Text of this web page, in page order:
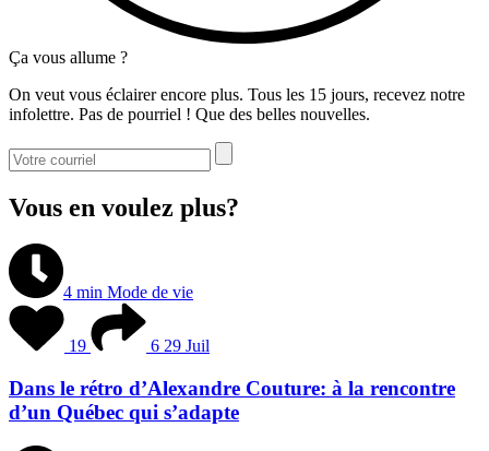
Ça vous allume ?
On veut vous éclairer encore plus. Tous les 15 jours, recevez notre
infolettre. Pas de pourriel ! Que des belles nouvelles.
Vous en voulez plus?
4 min Mode de vie
19 6 29 Juil
Dans le rétro d’Alexandre Couture: à la rencontre
d’un Québec qui s’adapte